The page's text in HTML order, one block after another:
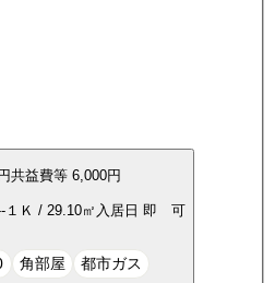
円共益費等6,000円
１Ｋ / 29.10㎡ 入居日即 可
角部屋 都市ガス